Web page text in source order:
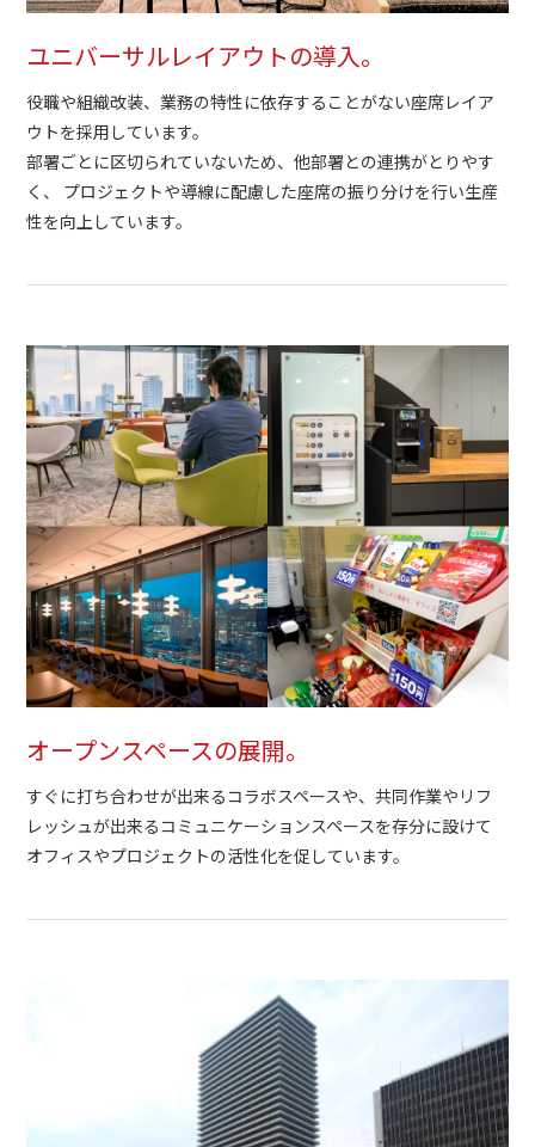
ユニバーサルレイアウトの導入。
役職や組織改装、業務の特性に依存することがない座席レイア
ウトを採用しています。
部署ごとに区切られていないため、他部署との連携がとりやす
く、 プロジェクトや導線に配慮した座席の振り分けを行い生産
性を向上しています。
オープンスペースの展開。
すぐに打ち合わせが出来るコラボスペースや、共同作業やリフ
レッシュが出来るコミュニケーションスペースを存分に設けて
オフィスやプロジェクトの活性化を促しています。